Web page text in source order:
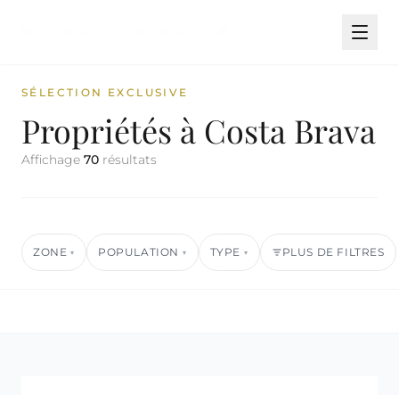
SÉLECTION EXCLUSIVE
Propriétés à Costa Brava
Affichage 70 résultats
ZONE ▾ POPULATION ▾ TYPE ▾ PLUS DE FILTRES